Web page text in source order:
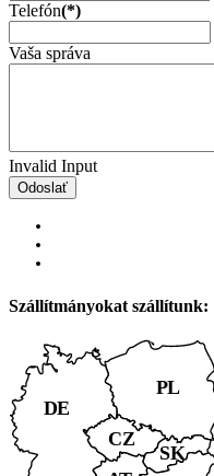
Telefón(*)
Vaša správa
Invalid Input
Odoslať
Szállítmányokat szállítunk: